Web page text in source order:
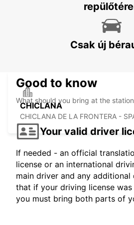
RABAT - MOROCCO
CHICLANA
CHICLANA DE LA FRONTERA -
Csak új
Good to know
What should you bring at the
Your valid driver
If needed - an official
license or an international
main driver and any additional
that if your driving license was
you must bring both parts of